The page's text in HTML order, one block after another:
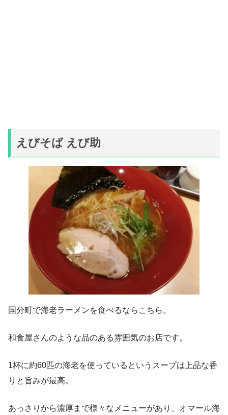
えびそば えび助
国分町で海老ラーメンを食べるならこちら。
和食屋さんのような品のある雰囲気のお店です。
1杯に約60匹の海老を使っているというスープは上品な香
りと旨みが最高。
あっさりから濃厚まで様々なメニューがあり、オマール海